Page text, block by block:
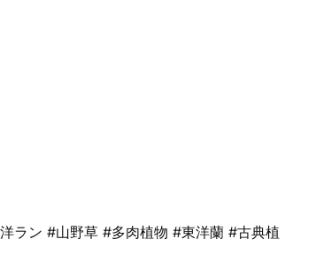
ラン #山野草 #多肉植物 #東洋蘭 #古典植